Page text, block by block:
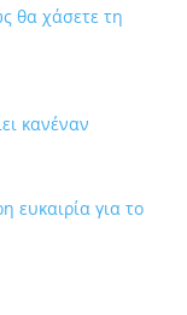
θα χάσετε τη
κανέναν
ευκαιρία για το